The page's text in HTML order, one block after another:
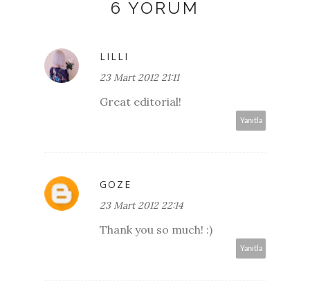
6 YORUM
LILLI
23 Mart 2012 21:11
Great editorial!
Yanıtla
GOZE
23 Mart 2012 22:14
Thank you so much! :)
Yanıtla